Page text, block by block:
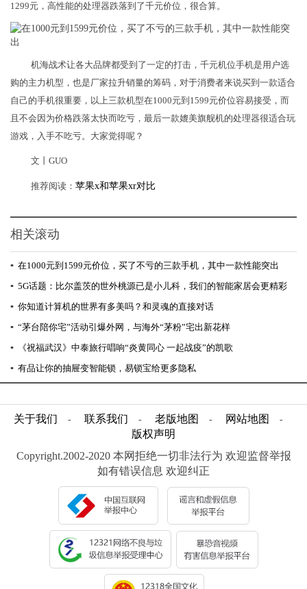
1299元，高性能的处理器跌落到了千元价位，很合算。
机海战术让各大品牌都受到了一定的打击，千元机位手机是用户选
购的主力机型，也是厂家拉升销量的筹码，对于消费者来说买到一款适合
自己的手机很重要，以上三款机型在1000元到1599元价位容易接受，而
且不会因为价格跌落太快而吃亏，最后一款媲美旗舰机的处理器很适合玩
游戏，入手不吃亏。大家觉得呢？
文丨GUO
推荐阅读： 苹果x和苹果xr对比
相关滚动
▪ 在1000元到1599元价位，买了不亏的三款手机，其中一款性能突出
▪ 5G话题：比尔盖茨的世外桃源已是小儿科，我们的智能家居会更精彩
▪ 你知道计算机的世界有多美吗？和灵魂的直接对话
▪ “茅台陪你宅”活动引爆外网，与海外“茅粉”宅出新花样
▪
《祝福武汉》中泰旅行唱响“炎黄同心 一起战疫”的凯歌
▪ 有品让你的抽屉变智能锁，易锁宝给更多隐私
关于我们 - 联系我们 - 老版地图 - 网站地图 -
版权声明
Copyright.2002-2020 本网拒绝一切非法行为 欢迎监督举报
如有错误信息 欢迎纠正